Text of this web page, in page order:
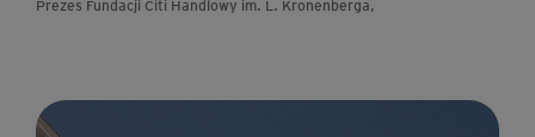
Prezes Fundacji Citi Handlowy im. L. Kronenberga,